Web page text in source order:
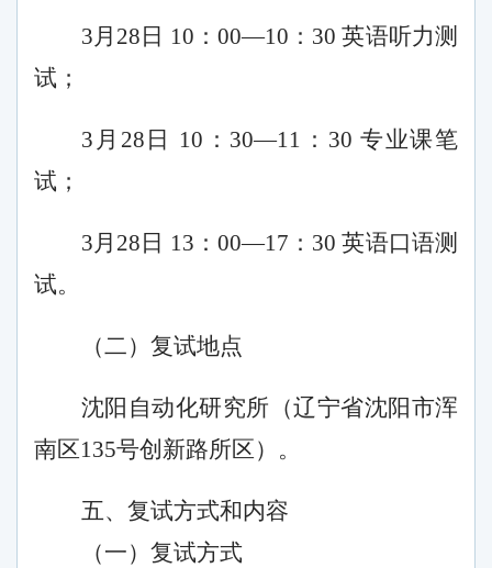
3月 28 日 10 ：00—10 ： 30 英语听力测
试 ；
3 月 28 日 10 ： 30—11 ： 30 专业课笔
试 ；
3月 28 日 13 ：00—17 ： 30 英语口语测
试。
（二） 复试地点
沈阳自动化研究所 （辽宁省沈阳市浑
南区135号创新路所区） 。
五、复试方式和内容
（一） 复试方式